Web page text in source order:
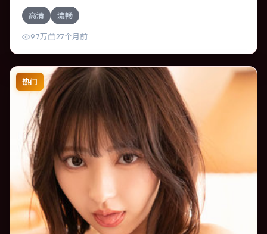
意外选择展开连锁反应；配乐与色彩高度服务于主题，结尾
留白耐人寻味。
高清 流畅
9.7万 27个月前
热门